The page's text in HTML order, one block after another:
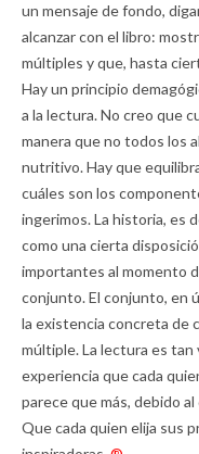
un mensaje de fondo,
alcanzar con el libro:
múltiples y que, hasta
Hay un principio
a la lectura. No creo que
manera que no todos los
nutritivo. Hay que
cuáles son los
ingerimos. La historia, es
como una cierta
importantes al momento
conjunto. El conjunto, en
la existencia concreta de
múltiple. La lectura es tan
experiencia que cada
parece que más, debido
Que cada quien elija sus